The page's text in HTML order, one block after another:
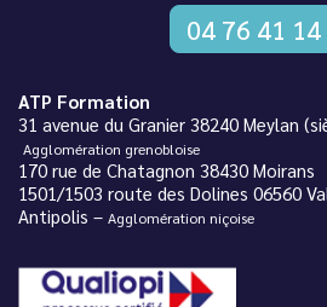
04 76 41 14
ATP Formation
31 avenue du Granier 38240 Meylan
Agglomération grenobloise
170 rue de Chatagnon 38430 Moirans
1501/1503 route des Dolines 06560
Antipolis – Agglomération niçoise